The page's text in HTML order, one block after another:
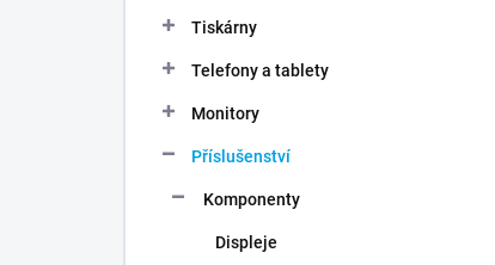
Tiskárny
Telefony a tablety
Monitory
Příslušenství
Komponenty
Displeje